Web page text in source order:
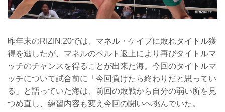
昨年末のRIZIN.20では、マネル・ケイプに敗れタイトル獲
得を逃したが、マネルのベルト返上により再びタイトルマ
ッチのチャンスを得ることが出来た海。今回のタイトルマ
ッチについて試合前に「今回負けたら終わりだと思ってい
る」と語っていた海は、前回の敗戦から自分の弱い所を見
つめ直し、練習内容も変え今回の闘いへ挑んでいた。